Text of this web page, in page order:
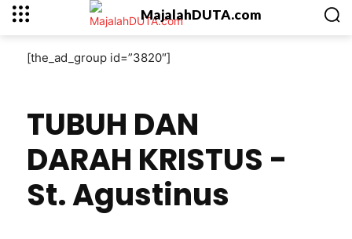
MajalahDUTA.com
[the_ad_group id=”3820″]
TUBUH DAN
DARAH KRISTUS -
St. Agustinus